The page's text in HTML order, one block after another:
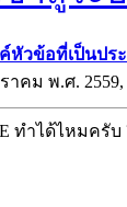
ค์หัวข้อที่เป็นป
คม พ.ศ. 2559,
ทำได้ไหมครับ